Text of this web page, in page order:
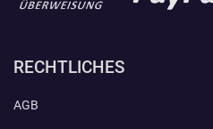
RECHTLICHES
AGB